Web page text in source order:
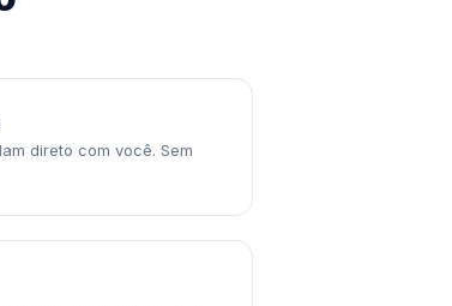
direto com você. Sem